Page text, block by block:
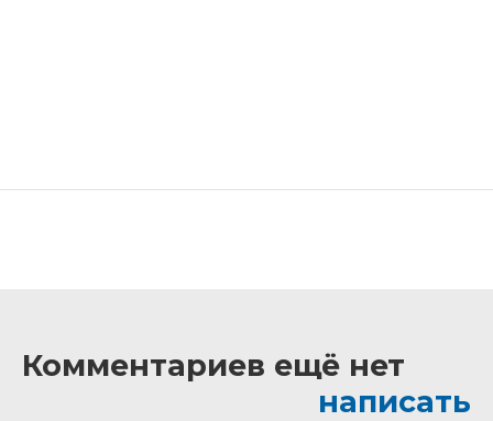
Комментариев ещё нет
написать